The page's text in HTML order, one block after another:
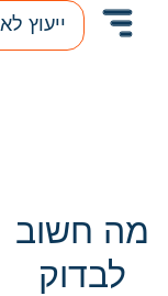
ייעוץ
מה חשוב
לבדוק